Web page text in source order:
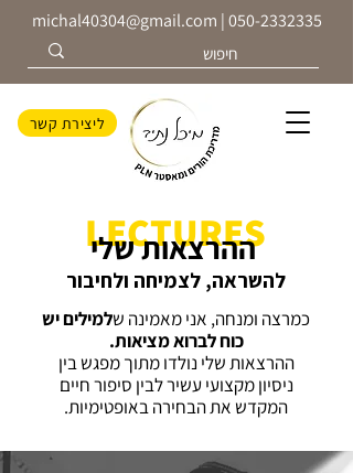
michal40304@gmail.com |050-2332335
ליצירת קשר
LECTURES
ההרצאות שלי
להשראה, לצמיחה ולחיבור
כמרצה ומנחה, אני מאמינה שלמילים יש
כוח לברוא מציאות.
ההרצאות שלי נולדו מתוך מפגש בין
ניסיון מקצועי עשיר לבין סיפור חיים
המקדש את הבחירה באופטימיות.